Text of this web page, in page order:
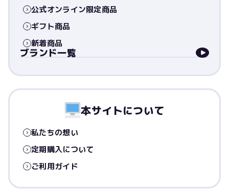
公式オンライン限定商品
ギフト商品
新着商品
ブランド一覧
本サイトについて
私たちの想い
定期購入について
ご利用ガイド